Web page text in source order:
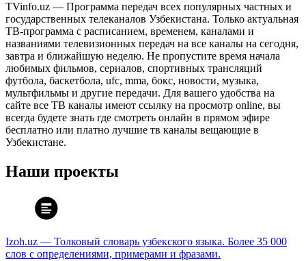
TVinfo.uz — Программа передач всех популярных частных и
государственных телеканалов Узбекистана. Только актуальная
ТВ-программа с расписанием, временем, каналами и
названиями телевизионных передач на все каналы на сегодня,
завтра и ближайшую неделю. Не пропустите время начала
любимых фильмов, сериалов, спортивных трансляций
футбола, баскетбола, ufc, mma, бокс, новости, музыка,
мультфильмы и другие передачи. Для вашего удобства на
сайте все ТВ каналы имеют ссылку на просмотр online, вы
всегда будете знать где смотреть онлайн в прямом эфире
бесплатно или платно лучшие тв каналы вещающие в
Узбекистане.
Наши проекты
Izoh.uz — Толковый словарь узбекского языка. Более 35 000
слов с определениями, примерами и фразами.